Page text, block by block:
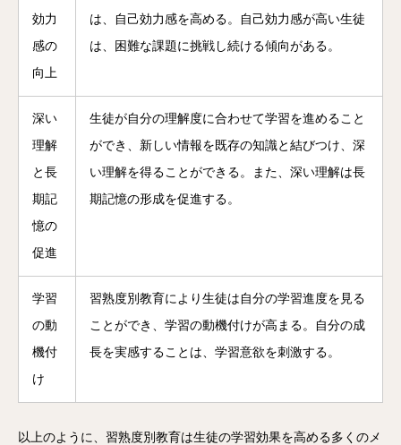
効力
感の
向上
は、自己効力感を高める。自己効力感が高い生徒
は、困難な課題に挑戦し続ける傾向がある。
深い
理解
と長
期記
憶の
促進
生徒が自分の理解度に合わせて学習を進めること
ができ、新しい情報を既存の知識と結びつけ、深
い理解を得ることができる。また、深い理解は長
期記憶の形成を促進する。
学習
の動
機付
け
習熟度別教育により生徒は自分の学習進度を見る
ことができ、学習の動機付けが高まる。自分の成
長を実感することは、学習意欲を刺激する。
以上のように、習熟度別教育は生徒の学習効果を高める多くのメ